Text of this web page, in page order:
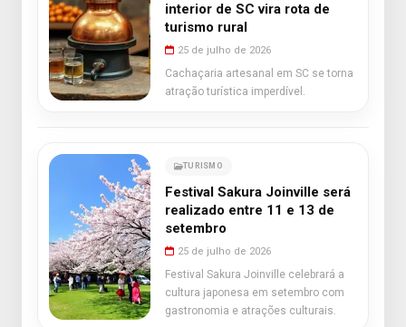
interior de SC vira rota de
turismo rural
25 de julho de 2026
Cachaçaria artesanal em SC se torna
atração turística imperdível.
TURISMO
Festival Sakura Joinville será
realizado entre 11 e 13 de
setembro
25 de julho de 2026
Festival Sakura Joinville celebrará a
cultura japonesa em setembro com
gastronomia e atrações culturais.